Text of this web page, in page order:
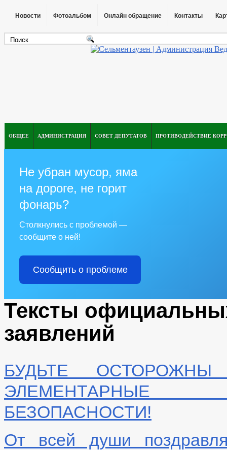
Новости Фотоальбом Онлайн обращение Контакты
ОБЩЕЕ АДМИНИСТРАЦИЯ СОВЕТ ДЕПУТАТОВ ПРОТИВОДЕЙСТВИЕ
Не убран мусор, яма
на дороге, не горит
фонарь?
Столкнулись с проблемой —
сообщите о ней!
Сообщить о проблеме
Тексты
заявлений
БУДЬТЕ
ЭЛЕМЕНТАРНЫЕ
БЕЗОПАСНОСТИ!
От всей души